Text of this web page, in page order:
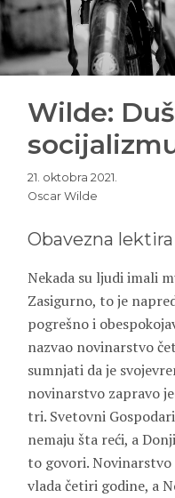
Wilde:
21. oktobra 2021.
Oscar Wilde
Obavezna lektira
Nekada su ljudi imali
Zasigurno, to je
pogrešno i
nazvao novinarstvo
sumnjati da je
novinarstvo zapravo
tri. Svetovni
nemaju šta reći, a
to govori. Novinarstvo
vlada četiri godine, a